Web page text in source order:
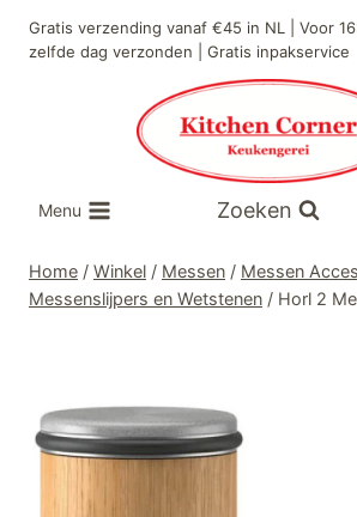
naar
Gratis verzending vanaf €45 in NL | Voor
zelfde dag verzonden | Gratis inpakservice
Menu Zoeken
Home / Winkel / Messen / Messen
Messenslijpers en Wetstenen / Horl 2